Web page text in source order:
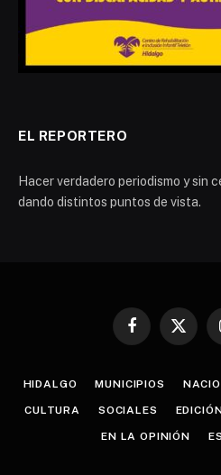
EL REPORTERO
Hacer verdadero periodismo y sin
dando distintos puntos de vista.
Facebook
X
HIDALGO MUNICIPIOS
CULTURA SOCIALES
EN LA OPINIÓN